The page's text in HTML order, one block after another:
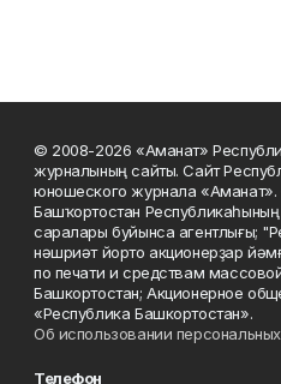
© 2008-2026 «Аманат»
журналының сайты. Сайт
юношеского журнала
Башҡортостан
саралары буйынса агентлығы;
нәшриәт йорто акционерҙар
по печати и средствам
Башкортостан; Акционерное
«Республика Башкортостан».
Об использовании
Телефон